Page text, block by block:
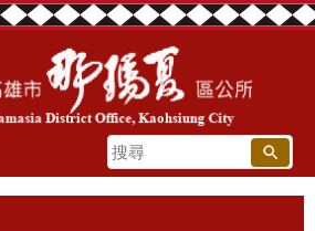
搜
尋